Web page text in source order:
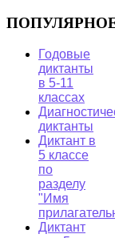
Годовые
диктанты
в 5-11
классах
диктанты
Диктант в
5 классе
по
разделу
"Имя
Диктант